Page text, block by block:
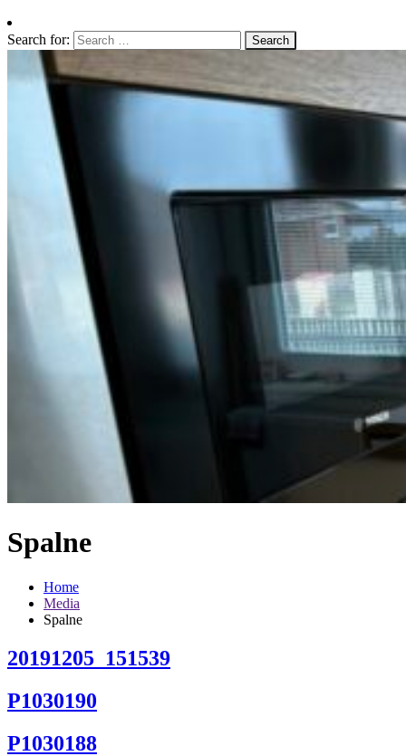
Search for:
Spalne
Home
Media
Spalne
20191205_151539
P1030190
P1030188